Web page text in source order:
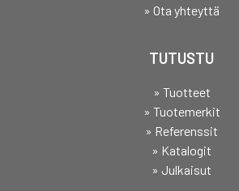
» Ota yhteyttä
TUTUSTU
» Tuotteet
» Tuotemerkit
» Referenssit
» Katalogit
» Julkaisut